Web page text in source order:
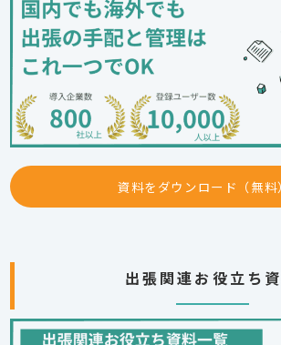
資料をダウンロード（無料）
出張関連お役立ち